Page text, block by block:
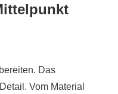
Das
Vom Material